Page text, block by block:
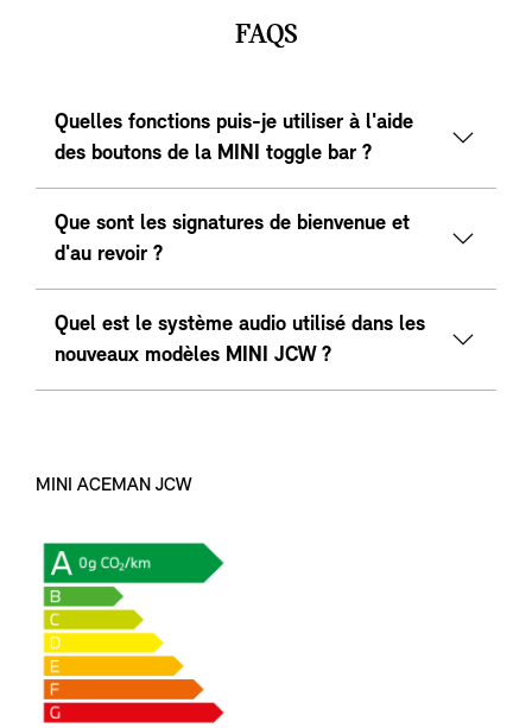
FAQS
Quelles fonctions puis-je utiliser à l'aide
des boutons de la MINI toggle bar ?
Que sont les signatures de bienvenue et
d'au revoir ?
Quel est le système audio utilisé dans les
nouveaux modèles MINI JCW ?
MINI ACEMAN JCW